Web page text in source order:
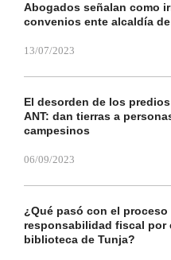
Abogados señalan como
convenios ente alcaldía
13/07/2023
El desorden de los
ANT: dan tierras a
campesinos
06/09/2023
¿Qué pasó con el proceso
responsabilidad fiscal por
biblioteca de Tunja?